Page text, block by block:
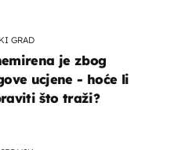
GRAD
je zbog
ucjene - hoće li
što traži?